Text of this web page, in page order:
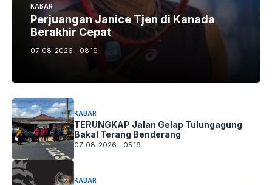
KABAR
Perjuangan Janice Tjen di Kanada
Berakhir Cepat
07-08-2026 - 08.19
KABAR
TERUNGKAP Jalan Gelap Tulungagung
Bakal Terang Benderang
07-08-2026 - 05.19
KABAR